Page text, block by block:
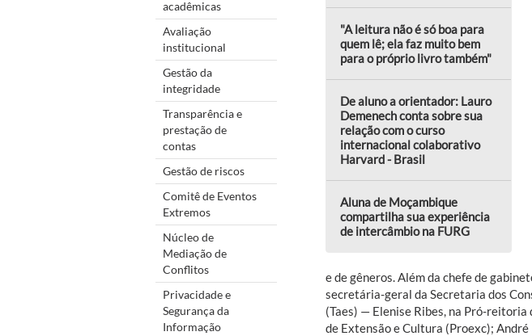
acadêmicas
Avaliação
institucional
Gestão da
integridade
Transparência e
prestação de
contas
Gestão de riscos
Comitê de Eventos
Extremos
Núcleo de
Mediação de
Conflitos
Privacidade e
Segurança da
Informação
"A leitura não é só boa para
quem lê; ela faz muito bem
para o próprio livro também"
De aluno a orientador: Lauro
Demenech conta sobre sua
relação com o curso
internacional colaborativo
Harvard - Brasil
Aluna de Moçambique
compartilha sua experiência
de intercâmbio na FURG
e de gêneros. Além da chefe de
secretária-geral da Secretaria dos
(Taes) — Elenise Ribes, na Pró-
de Extensão e Cultura (Proexc);